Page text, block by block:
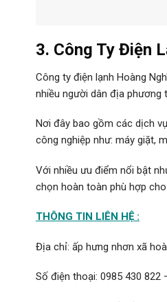
3. Công Ty Điện
Công ty điện lạnh Hoàng
nhiều người dân địa phương
Nơi đây bao gồm các dịch
công nghiệp như: máy giặt,
Với nhiều ưu điểm nổi bật
chọn hoàn toàn phù hợp
THÔNG TIN LIÊN HỆ :
Địa chỉ: ấp hưng nhơn xã
Số điện thoại: 0985 430 822